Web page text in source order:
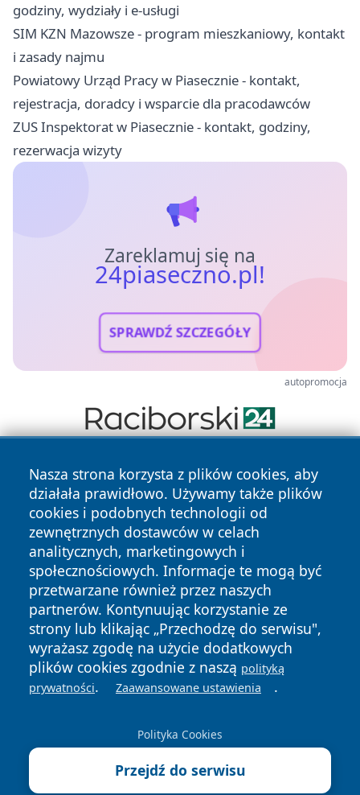
godziny, wydziały i e-usługi
SIM KZN Mazowsze - program mieszkaniowy, kontakt
i zasady najmu
Powiatowy Urząd Pracy w Piasecznie - kontakt,
rejestracja, doradcy i wsparcie dla pracodawców
ZUS Inspektorat w Piasecznie - kontakt, godziny,
rezerwacja wizyty
Zareklamuj się na
24piaseczno.pl!
SPRAWDŹ SZCZEGÓŁY
autopromocja
Nasza strona korzysta z plików cookies, aby
działała prawidłowo. Używamy także plików
cookies i podobnych technologii od
zewnętrznych dostawców w celach
analitycznych, marketingowych i
społecznościowych. Informacje te mogą być
przetwarzane również przez naszych
partnerów. Kontynuując korzystanie ze
strony lub klikając „Przechodzę do serwisu",
wyrażasz zgodę na użycie dodatkowych
plików cookies zgodnie z naszą polityką
prywatności. Zaawansowane ustawienia .
Polityka Cookies
Przejdź do serwisu
Copyright © 2026 24piaseczno.pl Wszystkie prawa
zastrzeżone.
News Autorzy
Polityka
Prywatności
Polityka
Cookies